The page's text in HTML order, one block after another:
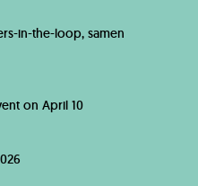
in-the-loop, samen
on April 10